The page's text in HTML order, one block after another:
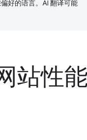
好的语言。AI 翻译可能
站性